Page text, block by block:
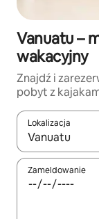
Vanuatu –
wakacyjny
Znajdź i
pobyt z
Lokalizacja
Gdy wyniki
Zameldowanie